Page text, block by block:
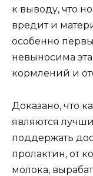
к выводу, что
вредит и
особенно
невыносима
кормлений и
Доказано, что
являются
поддержать
пролактин, от
молока,